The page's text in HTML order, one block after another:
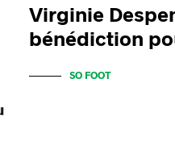
Virginie
bénédiction
SO FOOT